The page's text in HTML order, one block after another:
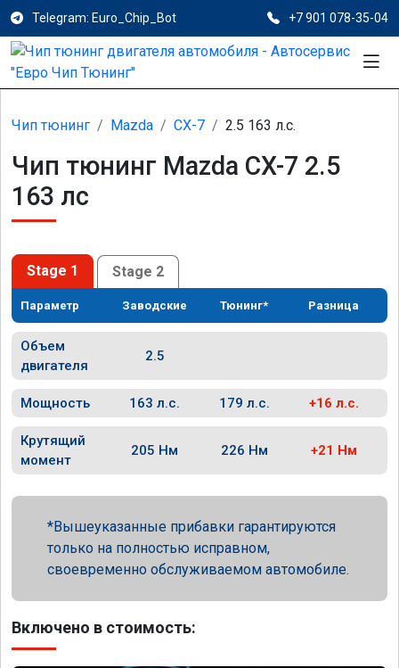
Telegram: Euro_Chip_Bot +7 901 078-35-04
Чип тюнинг Mazda CX-7 2.5 163 л.с.
Чип тюнинг Mazda CX-7 2.5
163 лс
Stage 1 Stage 2
Параметр Заводские Тюнинг* Разница
Объем
двигателя
2.5
Мощность 163 л.с. 179 л.с. +16 л.с.
Крутящий
момент
205 Нм 226 Нм +21 Нм
Вышеуказанные прибавки гарантируются
только на полностью исправном,
своевременно обслуживаемом автомобиле.
Включено в стоимость: